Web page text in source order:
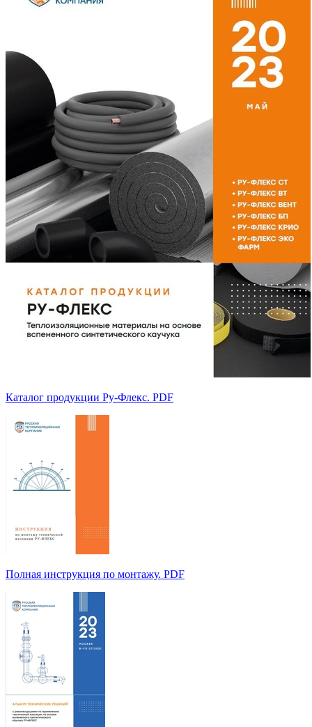
Каталог продукции Ру-Флекс. PDF
Полная инструкция по монтажу. PDF